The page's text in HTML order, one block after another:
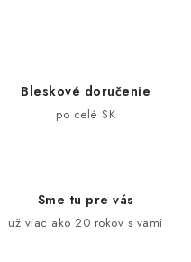
Bleskové doručenie
po celé SK
Sme tu pre vás
už viac ako 20 rokov s vami